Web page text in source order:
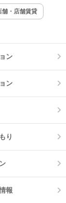
ネット無料
舗・店舗賃貸
ン
ン
り
報